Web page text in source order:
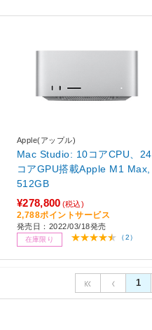
Apple(アップル)
Mac Studio: 10コアCPU、24
コアGPU搭載Apple M1 Max,
512GB
¥278,800 (税込)
2,788ポイントサービス
発売日：2022/03/18発売
在庫限り （2）
1